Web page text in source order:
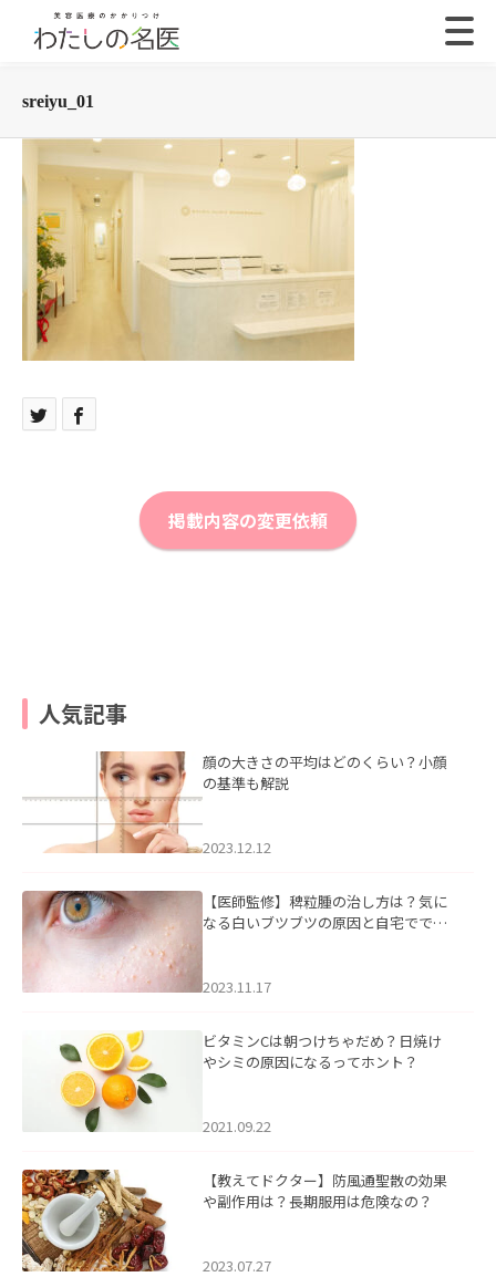
sreiyu_01
掲載内容の変更依頼
人気記事
顔の大きさの平均はどのくらい？小顔
の基準も解説
2023.12.12
【医師監修】稗粒腫の治し方は？気に
なる白いブツブツの原因と自宅ででき
2023.11.17
ビタミンCは朝つけちゃだめ？日焼け
やシミの原因になるってホント？
2021.09.22
【教えてドクター】防風通聖散の効果
や副作用は？長期服用は危険なの？
2023.07.27